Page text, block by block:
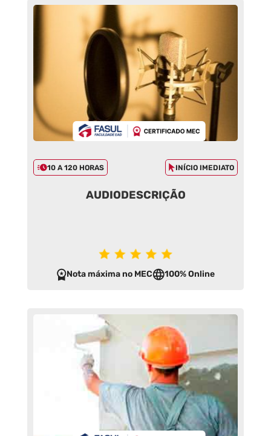
10 A 120 HORAS INÍCIO IMEDIATO
AUDIODESCRIÇÃO
Nota máxima no MEC 100% Online